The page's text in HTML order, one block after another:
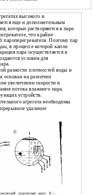
высокого и
еще и дополнительным
которые растворяются в паре.
что крайне
пароперегревателя. Поэтому пар
в процессе которой капли
пара осуществляется в
условия для
разности плотностей воды и
на различии
увеличении скорости и
потока влажного пара.
устройств.
агрегата необходимы
удаление